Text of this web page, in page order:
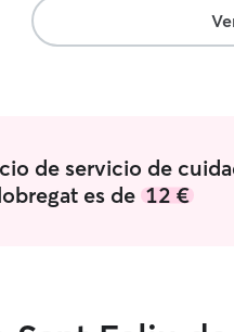
de servicio de
es de12 €